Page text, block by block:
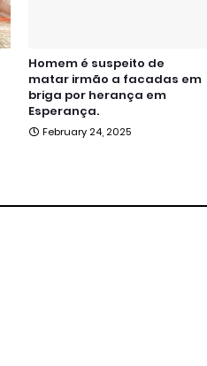
Homem é suspeito de
matar irmão a facadas em
briga por herança em
Esperança.
February 24, 2025